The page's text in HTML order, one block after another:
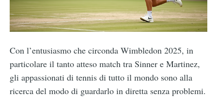
Con l’entusiasmo che circonda Wimbledon 2025, in
particolare il tanto atteso match tra Sinner e Martinez,
gli appassionati di tennis di tutto il mondo sono alla
ricerca del modo di guardarlo in diretta senza problemi.